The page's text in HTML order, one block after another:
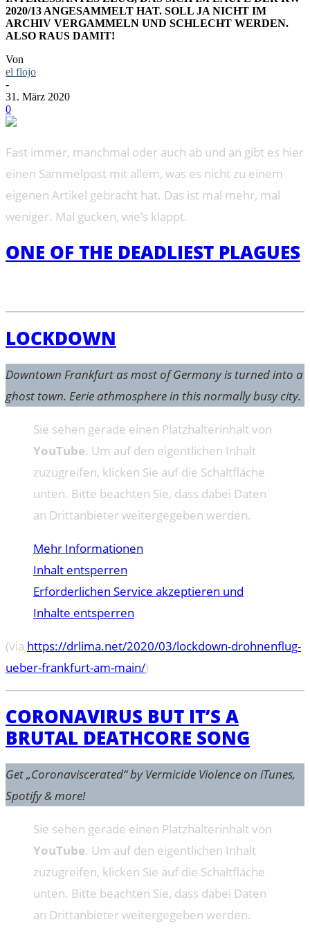
2020/13 ANGESAMMELT HAT. SOLL JA NICHT IM
ARCHIV VERGAMMELN UND SCHLECHT WERDEN.
ALSO RAUS DAMIT!
Von
el flojo
-
31. März 2020
0
Fast immer, manchmal oder auch ab und an gibt es hier
einen Sammelpost mit allem, was es nicht zu einem
eigenen Artikel gebracht hat. Das ist mal mehr, mal
weniger. Mal gucken, wie’s klappt.
ONE OF THE DEADLIEST PLAGUES
LOCKDOWN
Downtown Frankfurt as most of Germany is turned into a
ghost town. Eerie athmosphere in this normally busy city.
Sie sehen gerade einen Platzhalterinhalt von
YouTube. Um auf den eigentlichen Inhalt
zuzugreifen, klicken Sie auf die Schaltfläche
unten. Bitte beachten Sie, dass dabei Daten
an Drittanbieter weitergegeben werden.
Mehr Informationen
Inhalt entsperren
Erforderlichen Service akzeptieren und
Inhalte entsperren
(via https://drlima.net/2020/03/lockdown-drohnenflug-
ueber-frankfurt-am-main/)
CORONAVIRUS BUT IT’S A
BRUTAL DEATHCORE SONG
Get „Coronaviscerated“ by Vermicide Violence on iTunes,
Spotify & more!
Sie sehen gerade einen Platzhalterinhalt von
YouTube. Um auf den eigentlichen Inhalt
zuzugreifen, klicken Sie auf die Schaltfläche
unten. Bitte beachten Sie, dass dabei Daten
an Drittanbieter weitergegeben werden.